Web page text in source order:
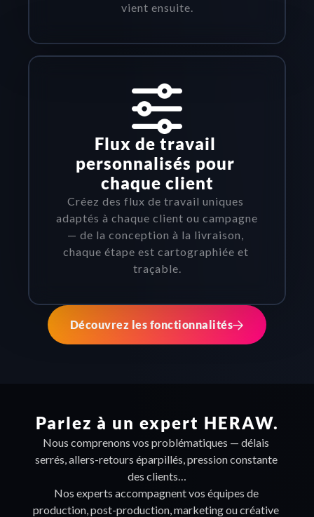
vient ensuite.
Flux de travail
personnalisés pour
chaque client
Créez des flux de travail uniques
adaptés à chaque client ou campagne
— de la conception à la livraison,
chaque étape est cartographiée et
traçable.
Découvrez les fonctionnalités
Parlez à un expert HERAW.
Nous comprenons vos problématiques — délais
serrés, allers-retours éparpillés, pression constante
des clients…
Nos experts accompagnent vos équipes de
production, post-production, marketing ou créative